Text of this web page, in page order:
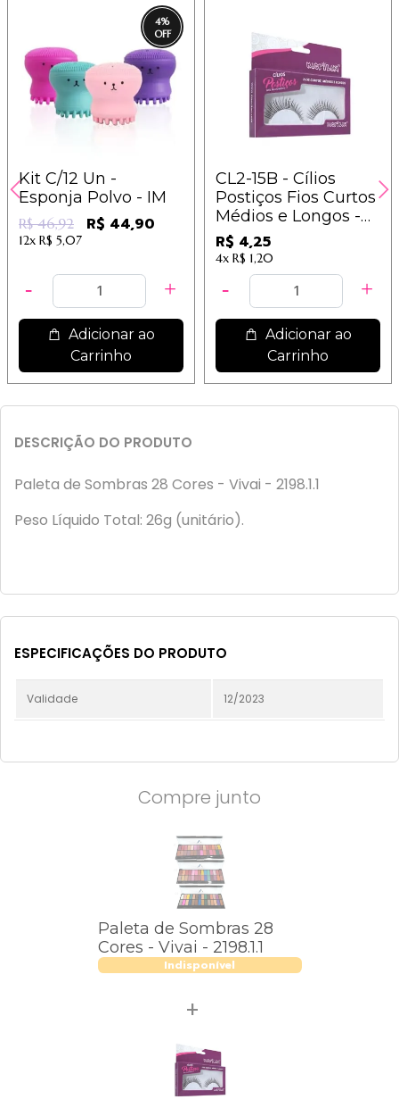
4%
Kit C/12 Un -
Esponja Polvo - IM
R$ 46,92 R$ 44,90
12x R$ 5,07
Adicionar ao
Carrinho
CL2-15B - Cílios
Postiços Fios Curtos
Médios e Longos -
Macrilan
R$ 4,25
4x R$ 1,20
Adicionar ao
Carrinho
DESCRIÇÃO DO PRODUTO
Paleta de Sombras 28 Cores - Vivai - 2198.1.1
Peso Líquido Total: 26g (unitário).
ESPECIFICAÇÕES DO PRODUTO
Validade 12/2023
Compre junto
Paleta de Sombras 28
Cores - Vivai - 2198.1.1
Indisponível